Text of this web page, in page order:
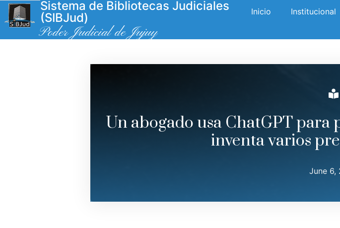
Sistema de Bibliotecas Judiciales
(SIBJud)
Poder Judicial de Jujuy
Inicio Institucional
Un abogado usa ChatGPT
inventa varios
June 6,